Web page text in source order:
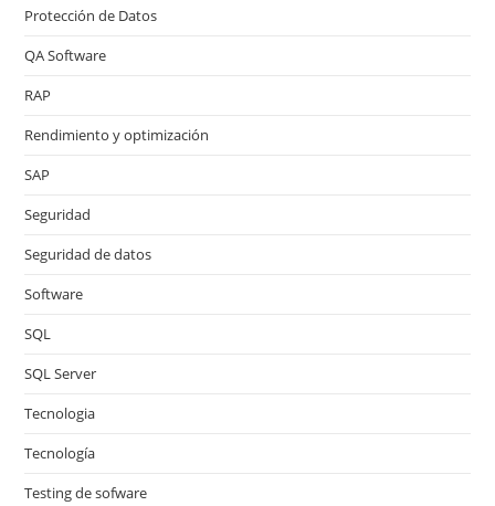
Protección de Datos
QA Software
RAP
Rendimiento y optimización
SAP
Seguridad
Seguridad de datos
Software
SQL
SQL Server
Tecnologia
Tecnología
Testing de sofware